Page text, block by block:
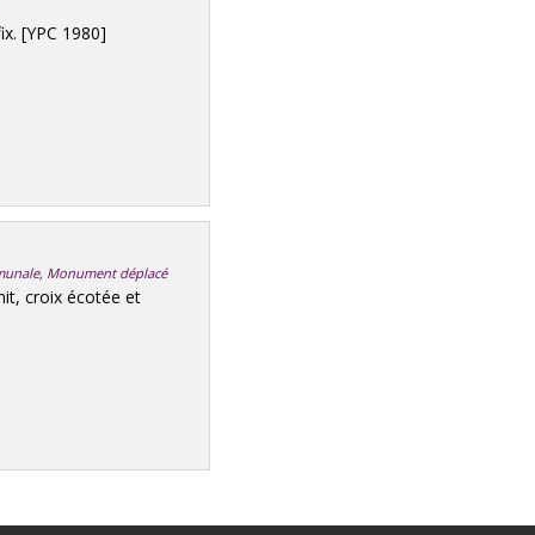
[YPC 1980]
Monument déplacé
croix écotée et